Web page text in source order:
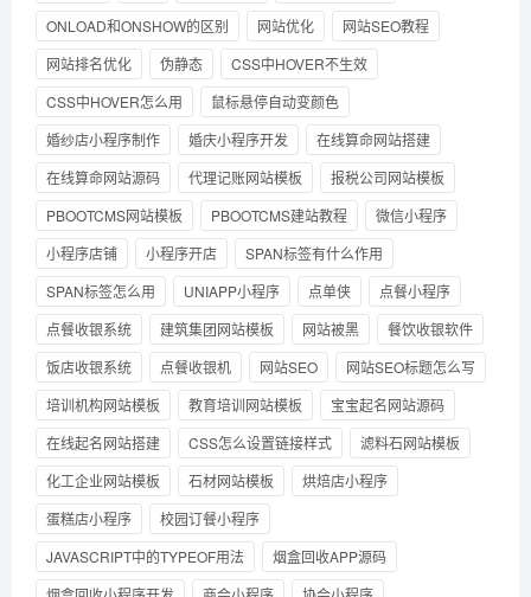
ONLOAD和ONSHOW的区别
网站优化
网站SEO教程
网站排名优化
伪静态
CSS中HOVER不生效
CSS中HOVER怎么用
鼠标悬停自动变颜色
婚纱店小程序制作
婚庆小程序开发
在线算命网站搭建
在线算命网站源码
代理记账网站模板
报税公司网站模板
PBOOTCMS网站模板
PBOOTCMS建站教程
微信小程序
小程序店铺
小程序开店
SPAN标签有什么作用
SPAN标签怎么用
UNIAPP小程序 点单侠
点餐小程序
点餐收银系统
建筑集团网站模板 网站被黑
餐饮收银软件
饭店收银系统
点餐收银机 网站SEO
网站SEO标题怎么写
培训机构网站模板
教育培训网站模板
宝宝起名网站源码
在线起名网站搭建
CSS怎么设置链接样式
滤料石网站模板
化工企业网站模板
石材网站模板
烘焙店小程序
蛋糕店小程序
校园订餐小程序
JAVASCRIPT中的TYPEOF用法
烟盒回收APP源码